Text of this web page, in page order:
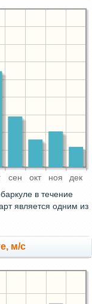
сен окт ноя дек
в течение
является одним из
м/с